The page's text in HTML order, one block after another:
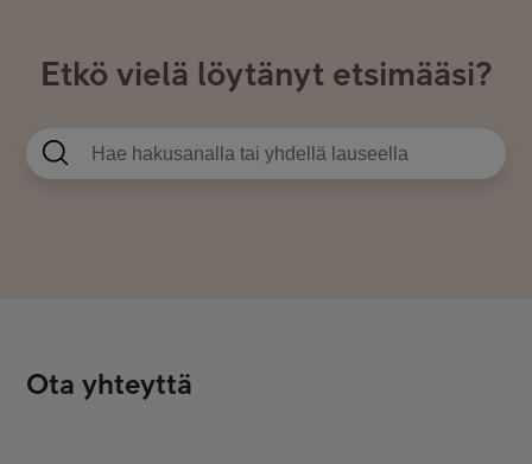
Etkö vielä löytänyt etsimääsi?
Ota yhteyttä